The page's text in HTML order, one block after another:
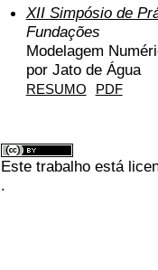
XII Simpósio de
Fundações
Modelagem
por Jato de Água
RESUMO PDF
Este trabalho está
.